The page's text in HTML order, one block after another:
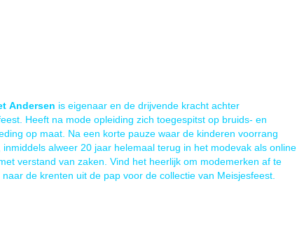
Andersen is eigenaar en de drijvende kracht achter
Heeft na mode opleiding zich toegespitst op bruids- en
op maat. Na een korte pauze waar de kinderen voorrang
inmiddels alweer 20 jaar helemaal terug in het modevak als online
verstand van zaken. Vind het heerlijk om modemerken af te
de krenten uit de pap voor de collectie van Meisjesfeest.